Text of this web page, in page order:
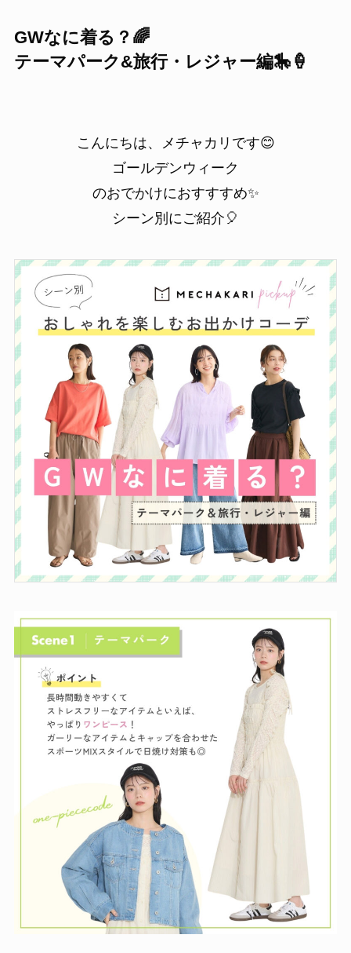
GWなに着る？🌈
テーマパーク&旅行・レジャー編🎠🍦
こんにちは、メチャカリです😊
ゴールデンウィーク
のおでかけにおすすすめ✨
シーン別にご紹介🎈